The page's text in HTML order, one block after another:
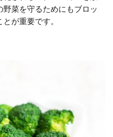
菜を守るためにもブロッ
が重要です。